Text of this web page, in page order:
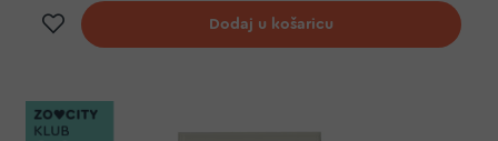
Dodaj na listu želja
Dodaj u košaricu